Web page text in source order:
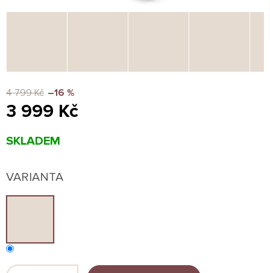
4 799 Kč –16 %
3 999 Kč
cena:
SKLADEM
VARIANTA